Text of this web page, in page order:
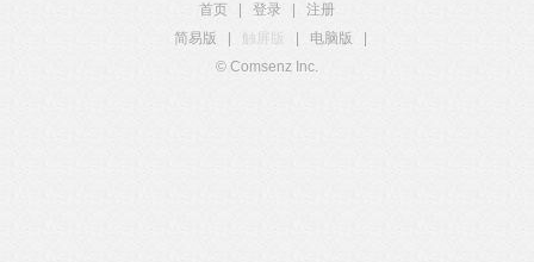
首页 登录
注册
简易版
触屏版 电脑版
© Comsenz Inc.